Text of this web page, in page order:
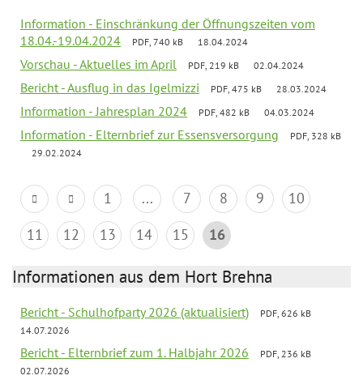
Information - Einschränkung der Öffnungszeiten vom
18.04.-19.04.2024
PDF, 740 kB 18.04.2024
Vorschau - Aktuelles im April PDF, 219 kB 02.04.2024
Bericht - Ausflug in das Igelmizzi PDF, 475 kB 28.03.2024
Information - Jahresplan 2024 PDF, 482 kB 04.03.2024
Information - Elternbrief zur Essensversorgung
PDF, 328 kB
29.02.2024
1 ... 7 8 9
10
11
12 13 14 15 16
Informationen aus dem Hort Brehna
Bericht - Schulhofparty 2026 (aktualisiert)
PDF, 626 kB
14.07.2026
Bericht - Elternbrief zum 1. Halbjahr 2026
PDF, 236 kB
02.07.2026